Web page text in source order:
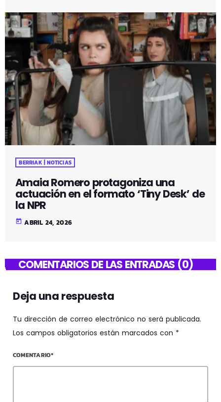
BERRIAK | NOTICIAS
Amaia Romero protagoniza una
actuación en el formato ‘Tiny Desk’ de
la NPR
today ABRIL 24, 2026
COMENTARIOS DE LAS ENTRADAS (0)
Deja una respuesta
Tu dirección de correo electrónico no será publicada.
Los campos obligatorios están marcados con *
COMENTARIO*